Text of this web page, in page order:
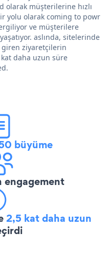
müşterilerine hızlı
yolu olarak coming to powr
ve müşterilere
aslında, sitelerinde
giren ziyaretçilerin
daha uzun süre
büyüme
engagement
2,5 kat daha uzun